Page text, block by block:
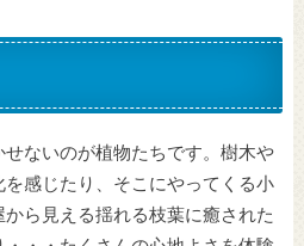
ないのが植物たちです。樹木や
感じたり、そこにやってくる小
ら見える揺れる枝葉に癒された